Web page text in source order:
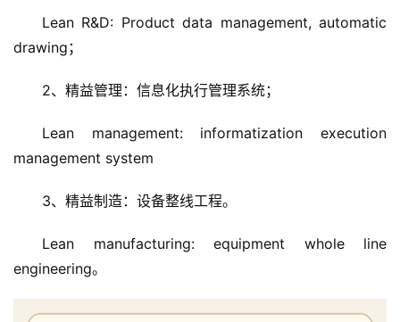
Lean R&D: Product data management, automatic
drawing；
2、精益管理：信息化执行管理系统；
Lean management: informatization execution
management system
3、精益制造：设备整线工程。
Lean manufacturing: equipment whole line
engineering。